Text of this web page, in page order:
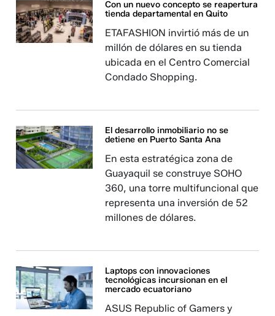
Con un nuevo concepto se reapertura
tienda departamental en Quito
ETAFASHION invirtió más de un
millón de dólares en su tienda
ubicada en el Centro Comercial
Condado Shopping.
El desarrollo inmobiliario no se
detiene en Puerto Santa Ana
En esta estratégica zona de
Guayaquil se construye SOHO
360, una torre multifuncional que
representa una inversión de 52
millones de dólares.
Laptops con innovaciones
tecnológicas incursionan en el
mercado ecuatoriano
ASUS Republic of Gamers y